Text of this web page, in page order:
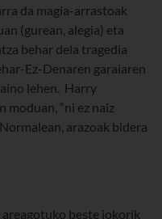
da magia-arrastoak
(gurean, alegia) eta
behar dela tragedia
Ez-Denaren garaiaren
lehen. Harry
moduan, “ni ez naiz
arazoak bidera
beste jokorik